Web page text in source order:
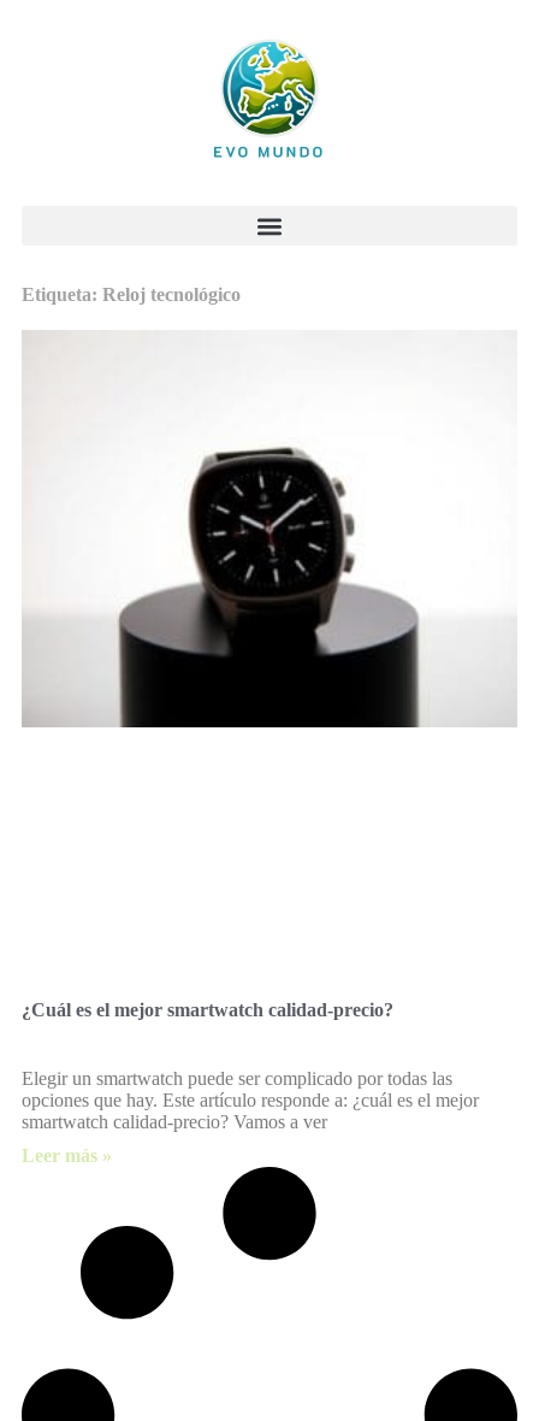
Etiqueta: Reloj tecnológico
¿Cuál es el mejor smartwatch calidad-precio?
Elegir un smartwatch puede ser complicado por todas las
opciones que hay. Este artículo responde a: ¿cuál es el mejor
smartwatch calidad-precio? Vamos a ver
Leer más »